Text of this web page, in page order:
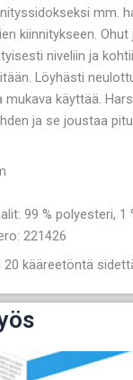
mm.
kiinnitykseen.
niveliin ja
Löyhästi
mukava käyttää.
ja se joustaa
99 % polyesteri, 1
221426
kääreetöntä